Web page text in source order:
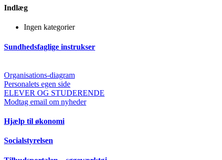
Indlæg
Ingen kategorier
Sundhedsfaglige instrukser
Organisations-diagram
Personalets egen side
ELEVER OG STUDERENDE
Modtag email om nyheder
Hjælp til økonomi
Socialstyrelsen